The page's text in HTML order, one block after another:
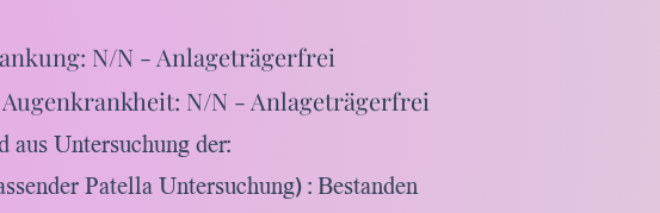
N/N - Anlageträgerfrei
N/N - Anlageträgerfrei
aus Untersuchung der:
Patella Untersuchung) : Bestanden